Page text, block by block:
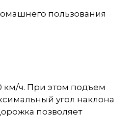
пользования
км/ч. При этом подъем
угол наклона
позволяет